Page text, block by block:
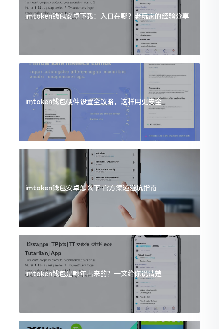
imtoken钱包安卓下载：入口在哪？老玩家的经验分享
imtoken钱包硬件设置全攻略，这样用更安全
imtoken钱包安卓怎么下 官方渠道避坑指南
imtoken钱包是哪年出来的？一文给你说清楚